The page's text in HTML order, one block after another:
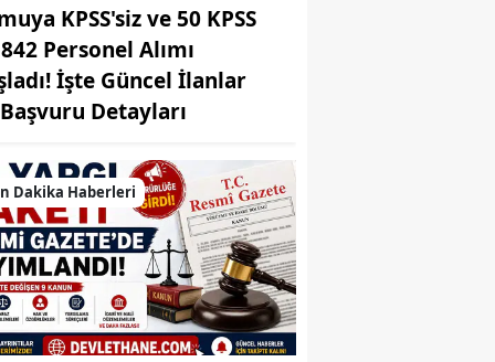
Çanakkale
Çankırı
Çorum
Diyarbakır
Edirne
Elazığ
Erzincan
KPSS'siz ve 50 KPSS
Personel Alımı
İşte Güncel İlanlar
Detayları
Dakika Haberleri